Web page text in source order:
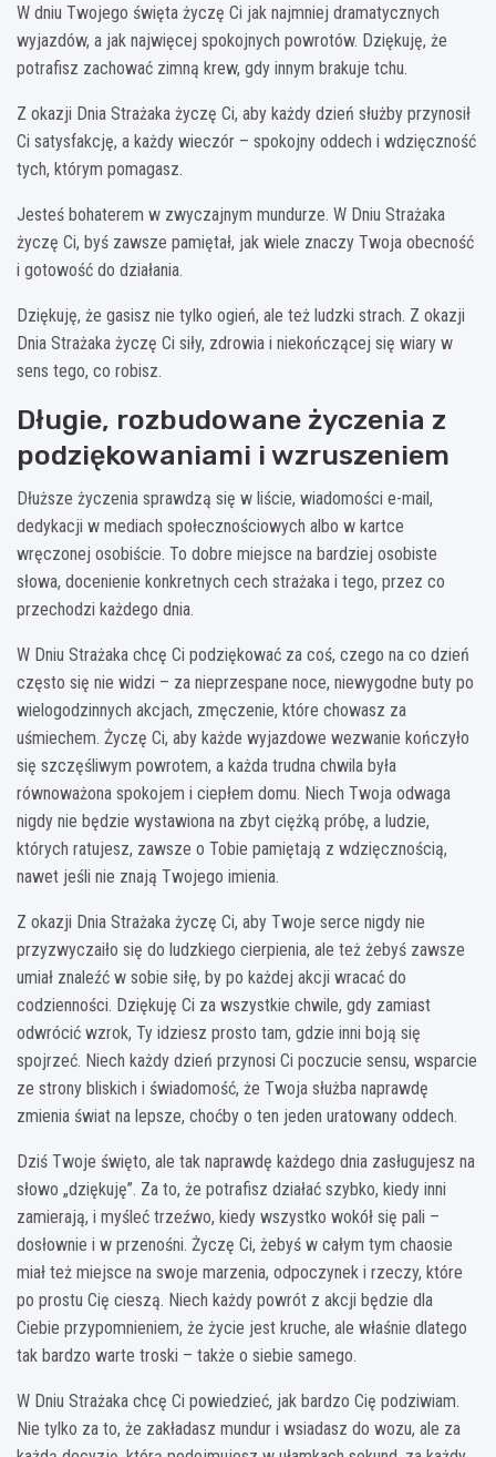
W dniu Twojego święta życzę Ci jak najmniej dramatycznych
wyjazdów, a jak najwięcej spokojnych powrotów. Dziękuję, że
potrafisz zachować zimną krew, gdy innym brakuje tchu.
Z okazji Dnia Strażaka życzę Ci, aby każdy dzień służby przynosił
Ci satysfakcję, a każdy wieczór – spokojny oddech i wdzięczność
tych, którym pomagasz.
Jesteś bohaterem w zwyczajnym mundurze. W Dniu Strażaka
życzę Ci, byś zawsze pamiętał, jak wiele znaczy Twoja obecność
i gotowość do działania.
Dziękuję, że gasisz nie tylko ogień, ale też ludzki strach. Z okazji
Dnia Strażaka życzę Ci siły, zdrowia i niekończącej się wiary w
sens tego, co robisz.
Długie, rozbudowane życzenia z
podziękowaniami i wzruszeniem
Dłuższe życzenia sprawdzą się w liście, wiadomości e-mail,
dedykacji w mediach społecznościowych albo w kartce
wręczonej osobiście. To dobre miejsce na bardziej osobiste
słowa, docenienie konkretnych cech strażaka i tego, przez co
przechodzi każdego dnia.
W Dniu Strażaka chcę Ci podziękować za coś, czego na co dzień
często się nie widzi – za nieprzespane noce, niewygodne buty po
wielogodzinnych akcjach, zmęczenie, które chowasz za
uśmiechem. Życzę Ci, aby każde wyjazdowe wezwanie kończyło
się szczęśliwym powrotem, a każda trudna chwila była
równoważona spokojem i ciepłem domu. Niech Twoja odwaga
nigdy nie będzie wystawiona na zbyt ciężką próbę, a ludzie,
których ratujesz, zawsze o Tobie pamiętają z wdzięcznością,
nawet jeśli nie znają Twojego imienia.
Z okazji Dnia Strażaka życzę Ci, aby Twoje serce nigdy nie
przyzwyczaiło się do ludzkiego cierpienia, ale też żebyś zawsze
umiał znaleźć w sobie siłę, by po każdej akcji wracać do
codzienności. Dziękuję Ci za wszystkie chwile, gdy zamiast
odwrócić wzrok, Ty idziesz prosto tam, gdzie inni boją się
spojrzeć. Niech każdy dzień przynosi Ci poczucie sensu, wsparcie
ze strony bliskich i świadomość, że Twoja służba naprawdę
zmienia świat na lepsze, choćby o ten jeden uratowany oddech.
Dziś Twoje święto, ale tak naprawdę każdego dnia zasługujesz na
słowo „dziękuję”. Za to, że potrafisz działać szybko, kiedy inni
zamierają, i myśleć trzeźwo, kiedy wszystko wokół się pali –
dosłownie i w przenośni. Życzę Ci, żebyś w całym tym chaosie
miał też miejsce na swoje marzenia, odpoczynek i rzeczy, które
po prostu Cię cieszą. Niech każdy powrót z akcji będzie dla
Ciebie przypomnieniem, że życie jest kruche, ale właśnie dlatego
tak bardzo warte troski – także o siebie samego.
W Dniu Strażaka chcę Ci powiedzieć, jak bardzo Cię podziwiam.
Nie tylko za to, że zakładasz mundur i wsiadasz do wozu, ale za